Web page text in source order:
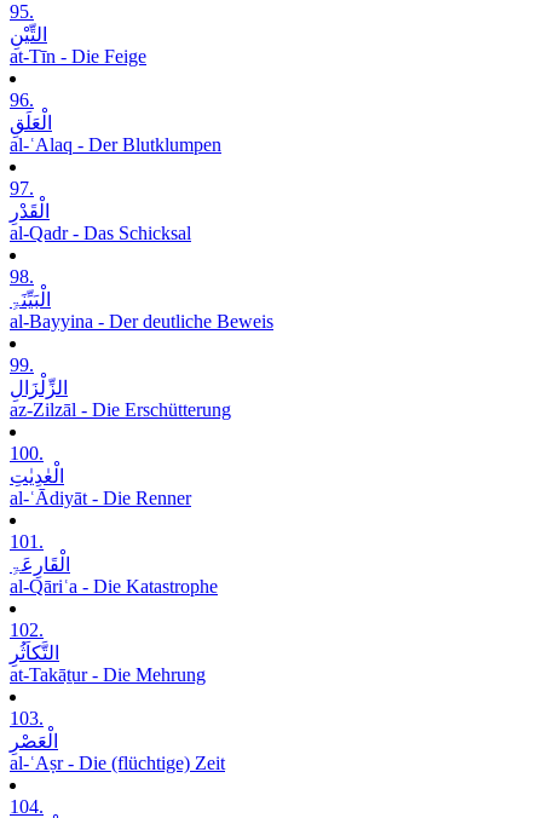
95.
التِّیْنِ
at-Tīn - Die Feige
96.
الْعَلَقِ
al-ʿAlaq - Der Blutklumpen
97.
الْقَدْرِ
al-Qadr - Das Schicksal
98.
الْبَیِّنَۃِ
al-Bayyina - Der deutliche Beweis
99.
الزِّلْزَالِ
az-Zilzāl - Die Erschütterung
100.
الْعٰدِیٰتِ
al-ʿĀdiyāt - Die Renner
101.
الْقَارِعَۃِ
al-Qāriʿa - Die Katastrophe
102.
التَّکاَثُرِ
at-Takāṯur - Die Mehrung
103.
الْعَصْرِ
al-ʿAṣr - Die (flüchtige) Zeit
104.